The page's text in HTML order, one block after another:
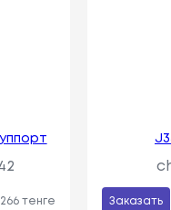
тенге Заказать